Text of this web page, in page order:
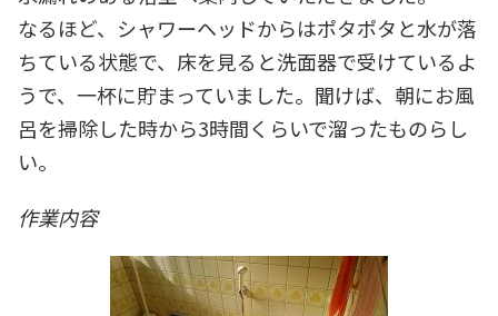
なるほど、シャワーヘッドからはポタポタと水が落
ちている状態で、床を見ると洗面器で受けているよ
うで、一杯に貯まっていました。聞けば、朝にお風
呂を掃除した時から3時間くらいで溜ったものらし
い。
作業内容